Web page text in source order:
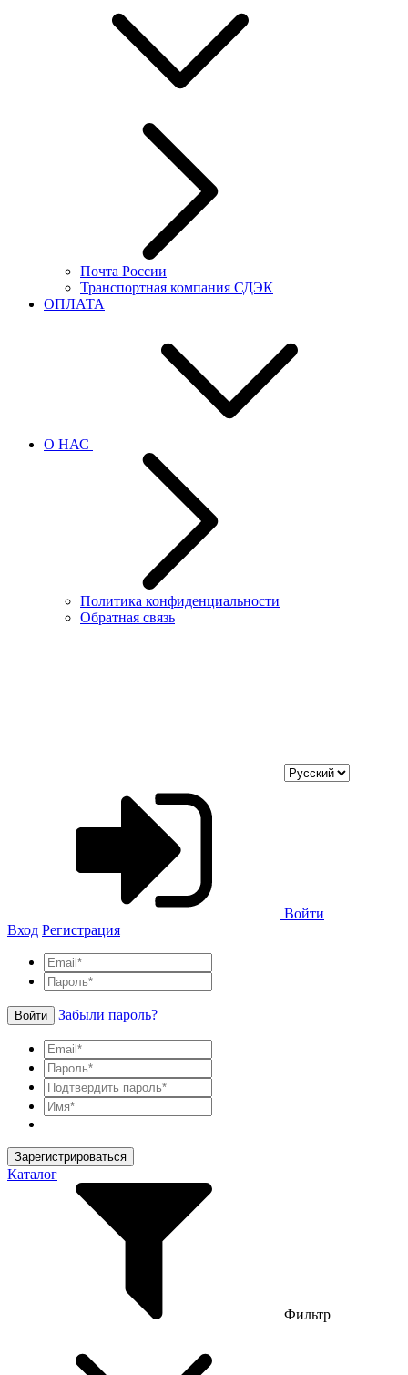
Почта России
Транспортная компания СДЭК
ОПЛАТА
О НАС
Политика конфиденциальности
Обратная связь
Войти
Вход Регистрация
Войти Забыли пароль?
Зарегистрироваться
Каталог
Фильтр